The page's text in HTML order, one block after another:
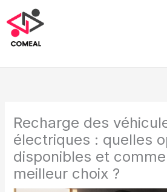
au
contenu
Recharge des
électriques : quelles
disponibles et
meilleur choix ?